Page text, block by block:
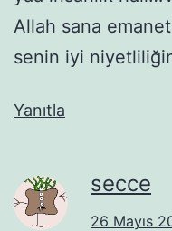
Allah sana
senin iyi
Yanıtla
secce
26 Mayıs